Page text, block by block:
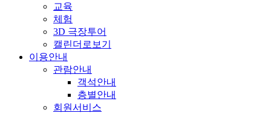
교육
체험
3D 극장투어
캘린더로보기
이용안내
관람안내
객석안내
층별안내
회원서비스